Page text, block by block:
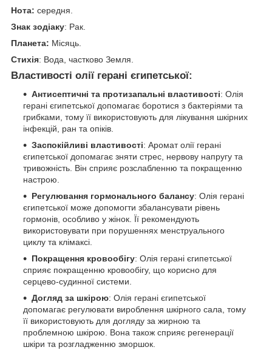
Нота: середня.
Знак зодіаку: Рак.
Планета: Місяць.
Стихія: Вода, частково Земля.
Властивості олії герані єгипетської:
Антисептичні та протизапальні властивості: Олія
герані єгипетської допомагає боротися з бактеріями та
грибками, тому її використовують для лікування шкірних
інфекцій, ран та опіків.
Заспокійливі властивості: Аромат олії герані
єгипетської допомагає зняти стрес, нервову напругу та
тривожність. Він сприяє розслабленню та покращенню
настрою.
Регулювання гормонального балансу: Олія герані
єгипетської може допомогти збалансувати рівень
гормонів, особливо у жінок. Її рекомендують
використовувати при порушеннях менструального
циклу та клімаксі.
Покращення кровообігу: Олія герані єгипетської
сприяє покращенню кровообігу, що корисно для
серцево-судинної системи.
Догляд за шкірою: Олія герані єгипетської
допомагає регулювати вироблення шкірного сала, тому
її використовують для догляду за жирною та
проблемною шкірою. Вона також сприяє регенерації
шкіри та розгладженню зморшок.